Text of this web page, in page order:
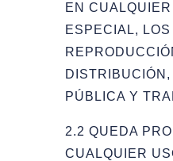
EN
ESPECIAL,
PÚBLICA Y
2.2 QUEDA
CUALQUIER